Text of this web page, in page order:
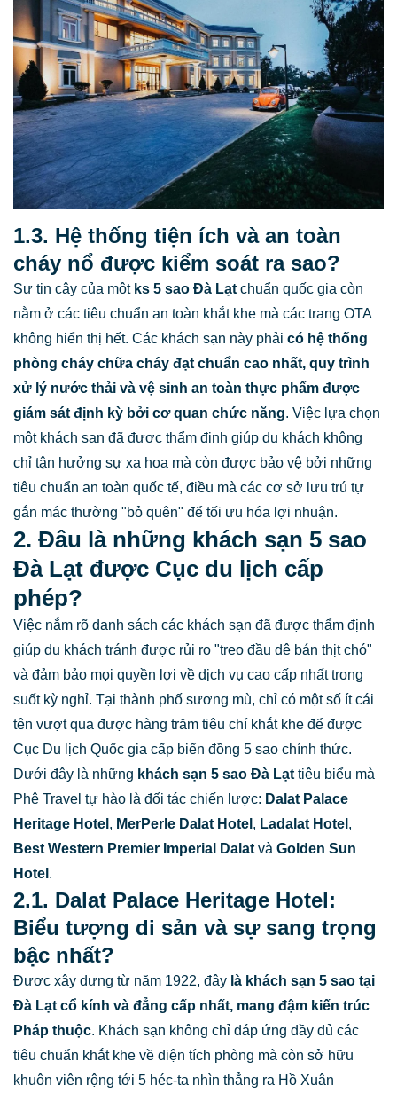
1.3. Hệ thống tiện ích và an toàn
cháy nổ được kiểm soát ra sao?
Sự tin cậy của một ks 5 sao Đà Lạt chuẩn quốc gia còn
nằm ở các tiêu chuẩn an toàn khắt khe mà các trang OTA
không hiển thị hết. Các khách sạn này phải có hệ thống
phòng cháy chữa cháy đạt chuẩn cao nhất, quy trình
xử lý nước thải và vệ sinh an toàn thực phẩm được
giám sát định kỳ bởi cơ quan chức năng. Việc lựa chọn
một khách sạn đã được thẩm định giúp du khách không
chỉ tận hưởng sự xa hoa mà còn được bảo vệ bởi những
tiêu chuẩn an toàn quốc tế, điều mà các cơ sở lưu trú tự
gắn mác thường "bỏ quên" để tối ưu hóa lợi nhuận.
2. Đâu là những khách sạn 5 sao
Đà Lạt được Cục du lịch cấp
phép?
Việc nắm rõ danh sách các khách sạn đã được thẩm định
giúp du khách tránh được rủi ro "treo đầu dê bán thịt chó"
và đảm bảo mọi quyền lợi về dịch vụ cao cấp nhất trong
suốt kỳ nghỉ. Tại thành phố sương mù, chỉ có một số ít cái
tên vượt qua được hàng trăm tiêu chí khắt khe để được
Cục Du lịch Quốc gia cấp biển đồng 5 sao chính thức.
Dưới đây là những khách sạn 5 sao Đà Lạt tiêu biểu mà
Phê Travel tự hào là đối tác chiến lược: Dalat Palace
Heritage Hotel , MerPerle Dalat Hotel , Ladalat Hotel ,
Best Western Premier Imperial Dalat và Golden Sun
Hotel .
2.1. Dalat Palace Heritage Hotel:
Biểu tượng di sản và sự sang trọng
bậc nhất?
Được xây dựng từ năm 1922, đây là khách sạn 5 sao tại
Đà Lạt cổ kính và đẳng cấp nhất, mang đậm kiến trúc
Pháp thuộc. Khách sạn không chỉ đáp ứng đầy đủ các
tiêu chuẩn khắt khe về diện tích phòng mà còn sở hữu
khuôn viên rộng tới 5 héc-ta nhìn thẳng ra Hồ Xuân